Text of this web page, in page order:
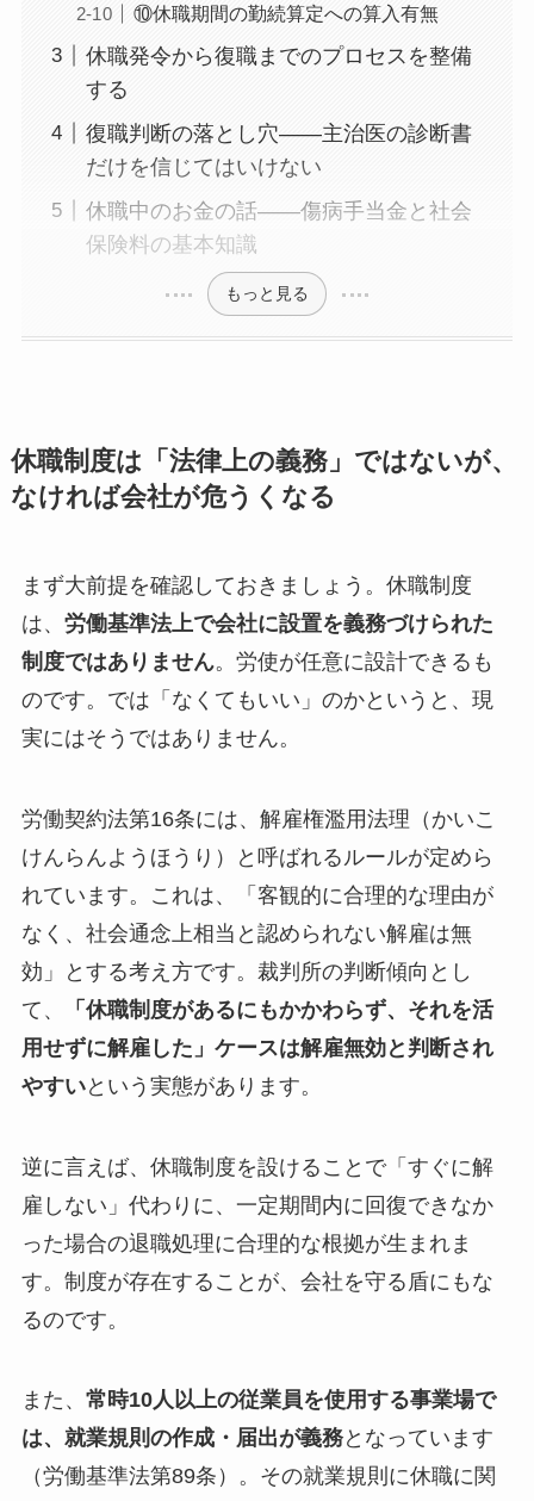
⑩休職期間の勤続算定への算入有無
休職発令から復職までのプロセスを整備
する
復職判断の落とし穴——主治医の診断書
だけを信じてはいけない
休職中のお金の話——傷病手当金と社会
保険料の基本知識
もっと見る
休職制度は「法律上の義務」ではないが、
なければ会社が危うくなる
まず大前提を確認しておきましょう。休職制度
は、 労働基準法上で会社に設置を義務づけられた
制度ではありません。労使が任意に設計できるも
のです。では「なくてもいい」のかというと、現
実にはそうではありません。
労働契約法第16条には、解雇権濫用法理（かいこ
けんらんようほうり）と呼ばれるルールが定めら
れています。これは、「客観的に合理的な理由が
なく、社会通念上相当と認められない解雇は無
効」とする考え方です。裁判所の判断傾向とし
て、
「休職制度があるにもかかわらず、それを活
用せずに解雇した」ケースは解雇無効と判断され
やすいという実態があります。
逆に言えば、休職制度を設けることで「すぐに解
雇しない」代わりに、一定期間内に回復できなか
った場合の退職処理に合理的な根拠が生まれま
す。制度が存在することが、会社を守る盾にもな
るのです。
また、 常時10人以上の従業員を使用する事業場で
は、就業規則の作成・届出が義務となっています
（労働基準法第89条）。その就業規則に休職に関